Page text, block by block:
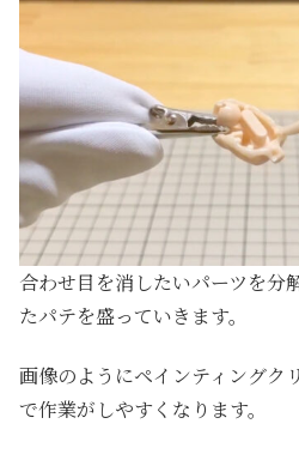
合わせ目を消したいパーツを分
たパテを盛っていきます。
画像のようにペインティングク
で作業がしやすくなります。